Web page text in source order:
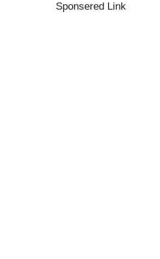
Sponsered Link